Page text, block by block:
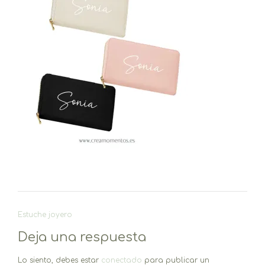
Navegación
entradas
Estuche joyero
Deja una respuesta
Lo siento, debes estar conectado para publicar un